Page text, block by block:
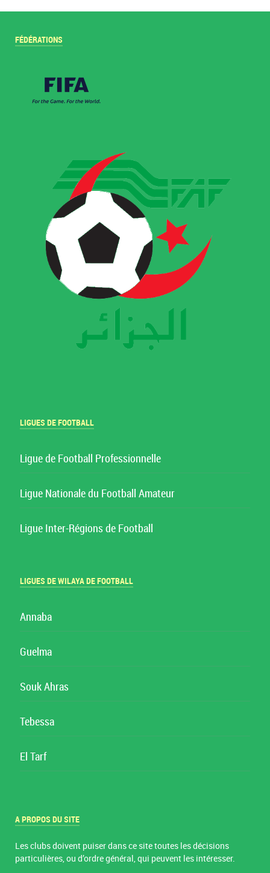
FÉDÉRATIONS
LIGUES DE FOOTBALL
Ligue de Football Professionnelle
Ligue Nationale du Football Amateur
Ligue Inter-Régions de Football
LIGUES DE WILAYA DE FOOTBALL
Annaba
Guelma
Souk Ahras
Tebessa
El Tarf
A PROPOS DU SITE
Les clubs doivent puiser dans ce site toutes les décisions
particulières, ou d’ordre général, qui peuvent les intéresser.